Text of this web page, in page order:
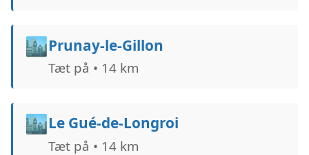
🏙️Prunay-le-Gillon
Tæt på • 14 km
🏙️Le Gué-de-Longroi
Tæt på • 14 km